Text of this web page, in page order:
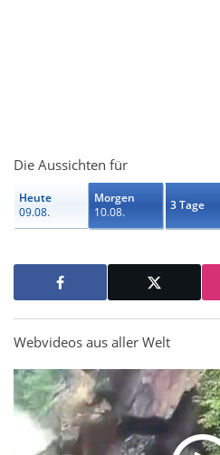
Die Aussichten für
Heute
09.08.
Morgen
10.08.
3 Tage
Webvideos aus aller Welt